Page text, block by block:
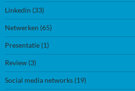
Linkedin (33)
Netwerken (65)
Presentatie (1)
Review (3)
Social media networks (19)